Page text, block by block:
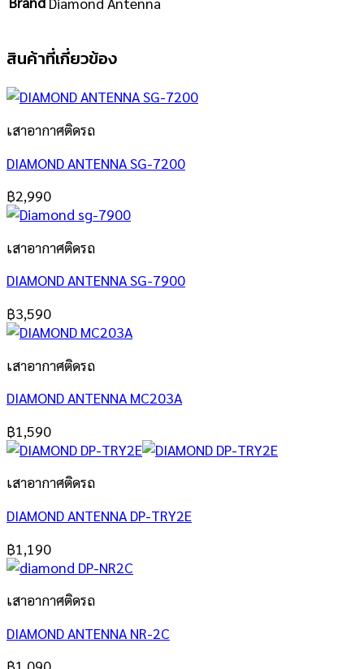
สินค้าที่เกี่ยวข้อง
เสาอากาศติดรถ
DIAMOND ANTENNA SG-7200
฿2,990
เสาอากาศติดรถ
DIAMOND ANTENNA SG-7900
฿3,590
เสาอากาศติดรถ
DIAMOND ANTENNA MC203A
฿1,590
เสาอากาศติดรถ
DIAMOND ANTENNA DP-TRY2E
฿1,190
เสาอากาศติดรถ
DIAMOND ANTENNA NR-2C